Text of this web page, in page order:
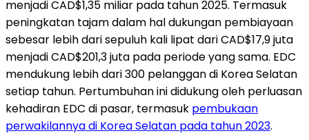
menjadi CAD$1,35 miliar pada tahun 2025. Termasuk
peningkatan tajam dalam hal dukungan pembiayaan
sebesar lebih dari sepuluh kali lipat dari CAD$17,9 juta
menjadi CAD$201,3 juta pada periode yang sama. EDC
mendukung lebih dari 300 pelanggan di Korea Selatan
setiap tahun. Pertumbuhan ini didukung oleh perluasan
kehadiran EDC di pasar, termasuk pembukaan
perwakilannya di Korea Selatan pada tahun 2023.